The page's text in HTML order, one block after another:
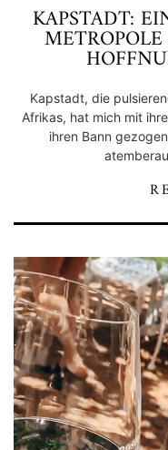
KAPSTADT:
Kapstadt, die
Afrikas, hat mich mit
ihren Bann